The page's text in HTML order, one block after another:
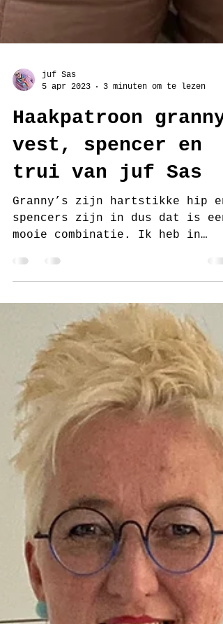
5 apr 2023
3 minuten om te lezen
Haakpatroon granny
vest, spencer en
trui van juf Sas
Granny’s zijn hartstikke hip en
mooie combinatie. Ik heb in
inmiddels 2x een granny vest
gehaakt, een...